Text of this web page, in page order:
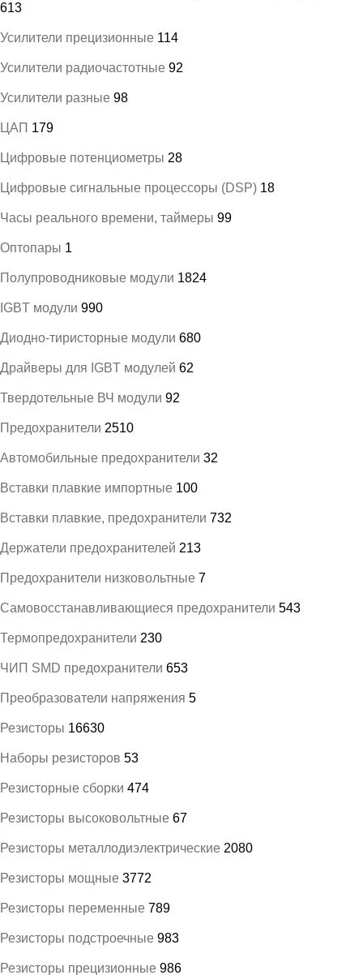
613
Усилители прецизионные 114
Усилители радиочастотные 92
Усилители разные 98
ЦАП 179
Цифровые потенциометры 28
Цифровые сигнальные процессоры (DSP) 18
Часы реального времени, таймеры 99
Оптопары 1
Полупроводниковые модули 1824
IGBT модули 990
Диодно-тиристорные модули 680
Драйверы для IGBT модулей 62
Твердотельные ВЧ модули 92
Предохранители 2510
Автомобильные предохранители 32
Вставки плавкие импортные 100
Вставки плавкие, предохранители 732
Держатели предохранителей 213
Предохранители низковольтные 7
Самовосстанавливающиеся предохранители 543
Термопредохранители 230
ЧИП SMD предохранители 653
Преобразователи напряжения 5
Резисторы 16630
Наборы резисторов 53
Резисторные сборки 474
Резисторы высоковольтные 67
Резисторы металлодиэлектрические 2080
Резисторы мощные 3772
Резисторы переменные 789
Резисторы подстроечные 983
Резисторы прецизионные 986